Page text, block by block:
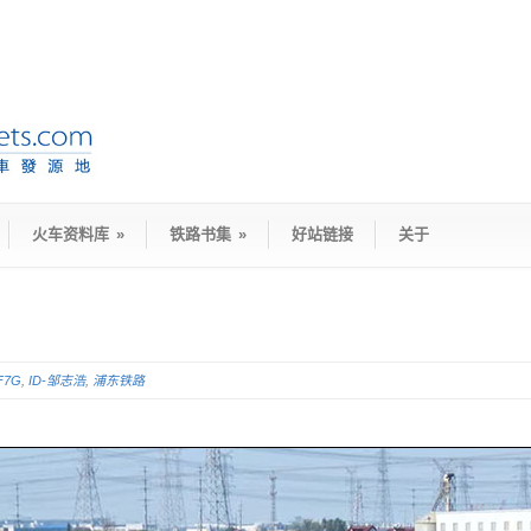
火车资料库 » 铁路书集 » 好站链接 关于
ID-邹志浩, 浦东铁路